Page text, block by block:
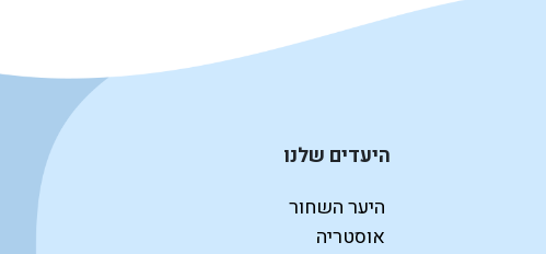
היעדים שלנו
היער השחור
אוסטריה